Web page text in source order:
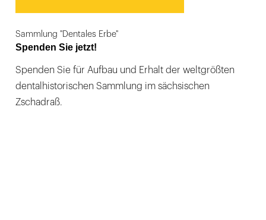
Sammlung "Dentales Erbe"
Spenden Sie jetzt!
Spenden Sie für Aufbau und Erhalt der weltgrößten
dentalhistorischen Sammlung im sächsischen
Zschadraß.